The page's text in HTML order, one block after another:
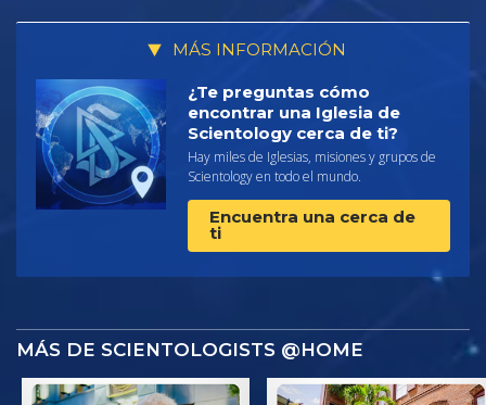
MÁS INFORMACIÓN
¿Te preguntas cómo
encontrar una Iglesia de
Scientology cerca de ti?
Hay miles de Iglesias, misiones y grupos de
Scientology en todo el mundo.
Encuentra una cerca de
ti
MÁS DE SCIENTOLOGISTS @HOME